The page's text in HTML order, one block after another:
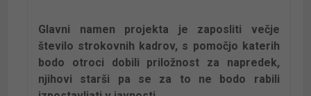
Glavni namen projekta je zaposliti večje
število strokovnih kadrov, s pomočjo katerih
bodo otroci dobili priložnost za napredek,
njihovi starši pa se za to ne bodo rabili